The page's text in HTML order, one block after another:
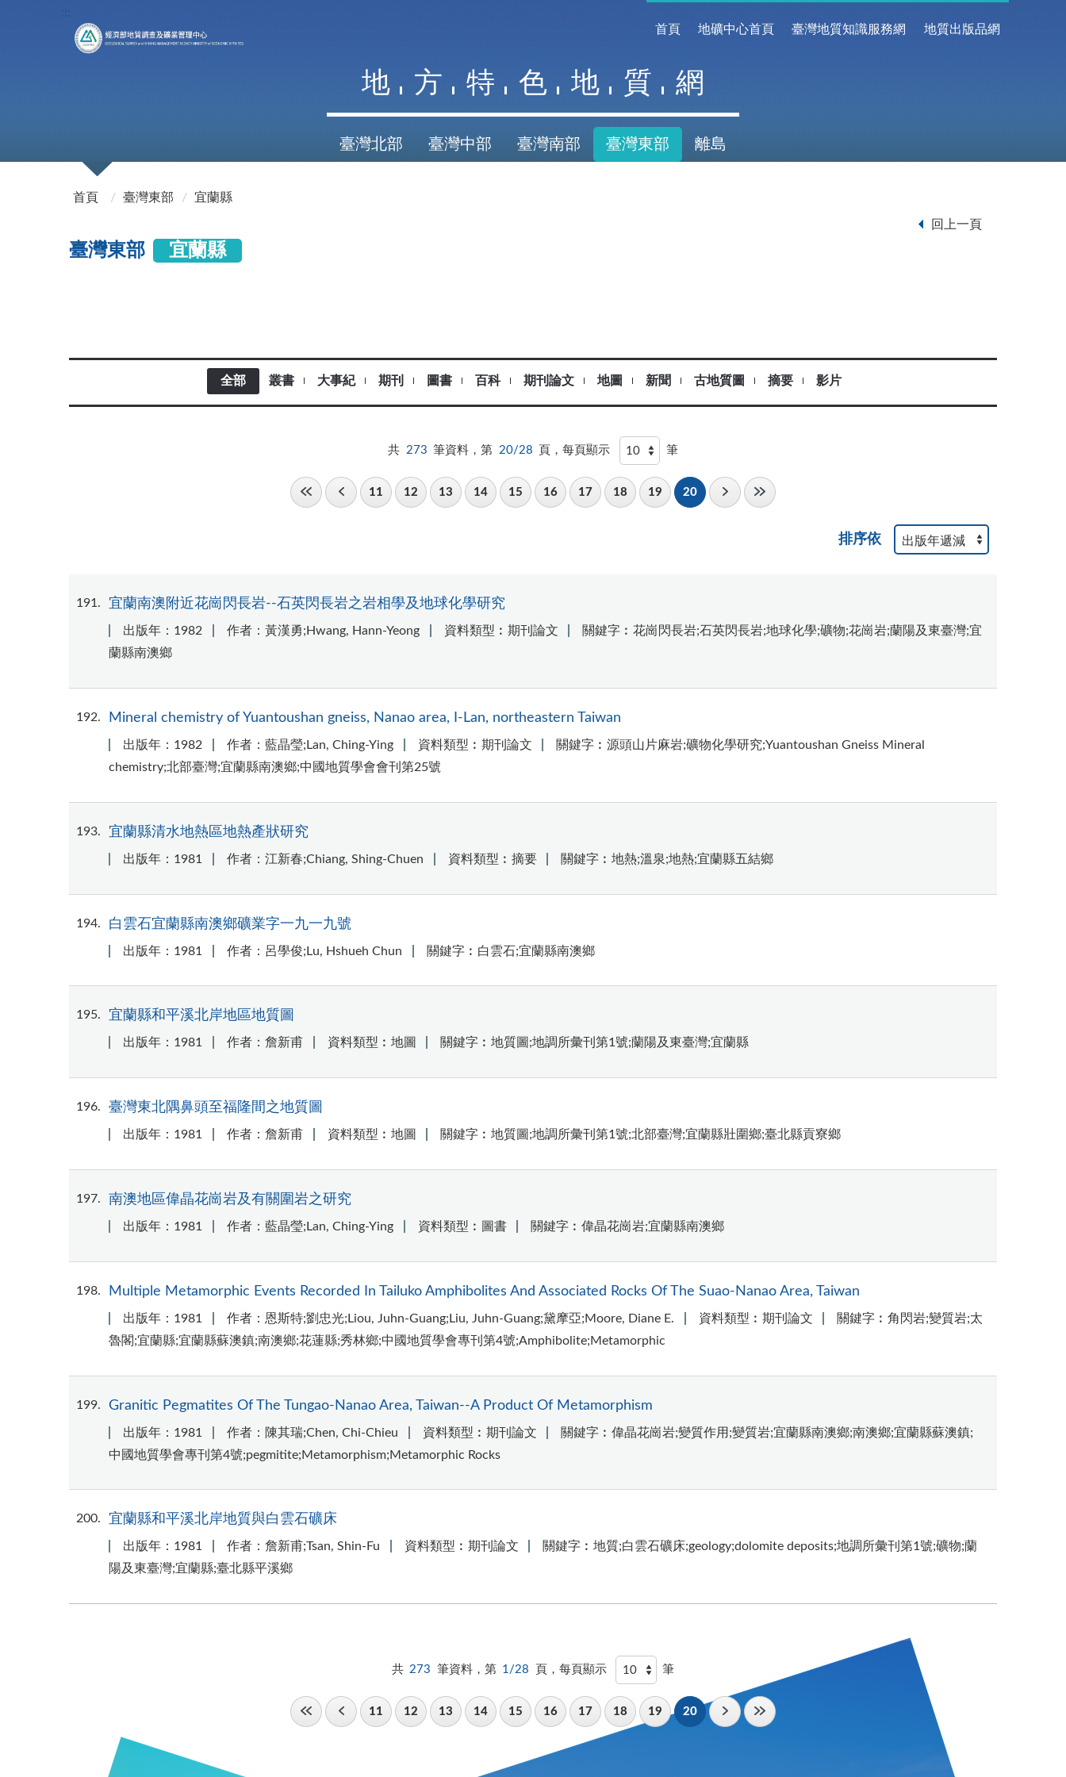
首頁 地礦中心首頁 臺灣地質知識服務網 地質出版品網
:::
地 方 特 色 地 質 網
臺灣北部 臺灣中部 臺灣南部 臺灣東部 離島
首頁
臺灣東部 宜蘭縣
回上一頁
臺灣東部 宜蘭縣
全部 叢書 大事紀 期刊 圖書 百科 期刊論文 地圖 新聞 古地質圖 摘要 影片
共 273 筆資料，第 20/28 頁，每頁顯示 筆
11 12 13 14 15 16 17 18 19 20
排序依
191 宜蘭南澳附近花崗閃長岩--石英閃長岩之岩相學及地球化學研究
出版年：1982 作者：黃漢勇;Hwang, Hann-Yeong 資料類型︰期刊論文
關鍵字︰花崗閃長岩;石英閃長岩;地球化學;礦物;花崗岩;蘭陽及東臺灣;宜
蘭縣南澳鄉
192 Mineral chemistry of Yuantoushan gneiss, Nanao area, I-Lan, northeastern Taiwan
出版年：1982 作者：藍晶瑩;Lan, Ching-Ying 資料類型︰期刊論文
關鍵字︰源頭山片麻岩;礦物化學研究;Yuantoushan Gneiss Mineral
chemistry;北部臺灣;宜蘭縣南澳鄉;中國地質學會會刊第25號
193 宜蘭縣清水地熱區地熱產狀研究
出版年：1981 作者：江新春;Chiang, Shing-Chuen 資料類型︰摘要 關鍵字︰地熱;溫泉;地熱;宜蘭縣五結鄉
194 白雲石宜蘭縣南澳鄉礦業字一九一九號
出版年：1981 作者：呂學俊;Lu, Hshueh Chun 關鍵字︰白雲石;宜蘭縣南澳鄉
195 宜蘭縣和平溪北岸地區地質圖
出版年：1981 作者：詹新甫 資料類型︰地圖 關鍵字︰地質圖;地調所彙刊第1號;蘭陽及東臺灣;宜蘭縣
196 臺灣東北隅鼻頭至福隆間之地質圖
出版年：1981 作者：詹新甫 資料類型︰地圖 關鍵字︰地質圖;地調所彙刊第1號;北部臺灣;宜蘭縣壯圍鄉;臺北縣貢寮鄉
197 南澳地區偉晶花崗岩及有關圍岩之研究
出版年：1981 作者：藍晶瑩;Lan, Ching-Ying 資料類型︰圖書 關鍵字︰偉晶花崗岩;宜蘭縣南澳鄉
198 Multiple Metamorphic Events Recorded In Tailuko Amphibolites And Associated Rocks Of The Suao-Nanao Area, Taiwan
出版年：1981 作者：恩斯特;劉忠光;Liou, Juhn-Guang;Liu, Juhn-Guang;黛摩亞;Moore, Diane E. 資料類型︰期刊論文
關鍵字︰角閃岩;變質岩;太
魯閣;宜蘭縣;宜蘭縣蘇澳鎮;南澳鄉;花蓮縣;秀林鄉;中國地質學會專刊第4號;Amphibolite;Metamorphic
199 Granitic Pegmatites Of The Tungao-Nanao Area, Taiwan--A Product Of Metamorphism
出版年：1981 作者：陳其瑞;Chen, Chi-Chieu 資料類型︰期刊論文
關鍵字︰偉晶花崗岩;變質作用;變質岩;宜蘭縣南澳鄉;南澳鄉;宜蘭縣蘇澳鎮;
中國地質學會專刊第4號;pegmitite;Metamorphism;Metamorphic Rocks
200 宜蘭縣和平溪北岸地質與白雲石礦床
出版年：1981 作者：詹新甫;Tsan, Shin-Fu 資料類型︰期刊論文
關鍵字︰地質;白雲石礦床;geology;dolomite deposits;地調所彙刊第1號;礦物;蘭
陽及東臺灣;宜蘭縣;臺北縣平溪鄉
共 273 筆資料，第 1/28 頁，每頁顯示 筆
11 12 13 14 15 16 17 18 19 20